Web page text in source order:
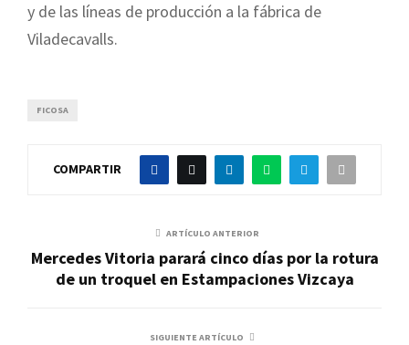
y de las líneas de producción a la fábrica de
Viladecavalls.
FICOSA
COMPARTIR
ARTÍCULO ANTERIOR
Mercedes Vitoria parará cinco días por la rotura
de un troquel en Estampaciones Vizcaya
SIGUIENTE ARTÍCULO